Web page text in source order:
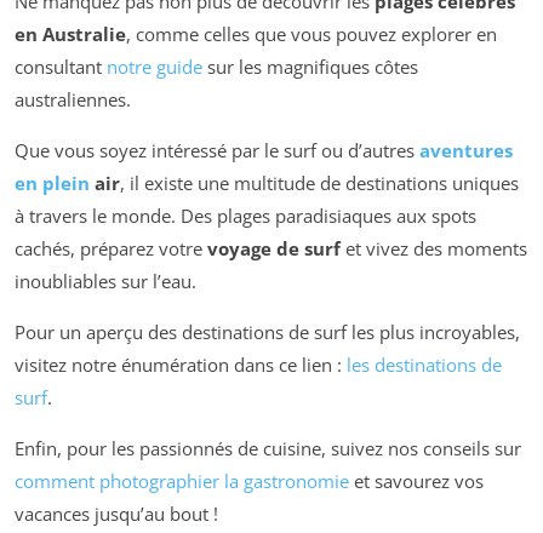
en Australie, comme celles que vous pouvez explorer en
consultant notre guide sur les magnifiques côtes
australiennes.
Que vous soyez intéressé par le surf ou d’autres aventures
en plein air, il existe une multitude de destinations uniques
à travers le monde. Des plages paradisiaques aux spots
cachés, préparez votre voyage de surfet vivez des moments
inoubliables sur l’eau.
Pour un aperçu des destinations de surf les plus incroyables,
visitez notre énumération dans ce lien : les destinations de
surf.
Enfin, pour les passionnés de cuisine, suivez nos conseils sur
comment photographier la gastronomie et savourez vos
vacances jusqu’au bout !